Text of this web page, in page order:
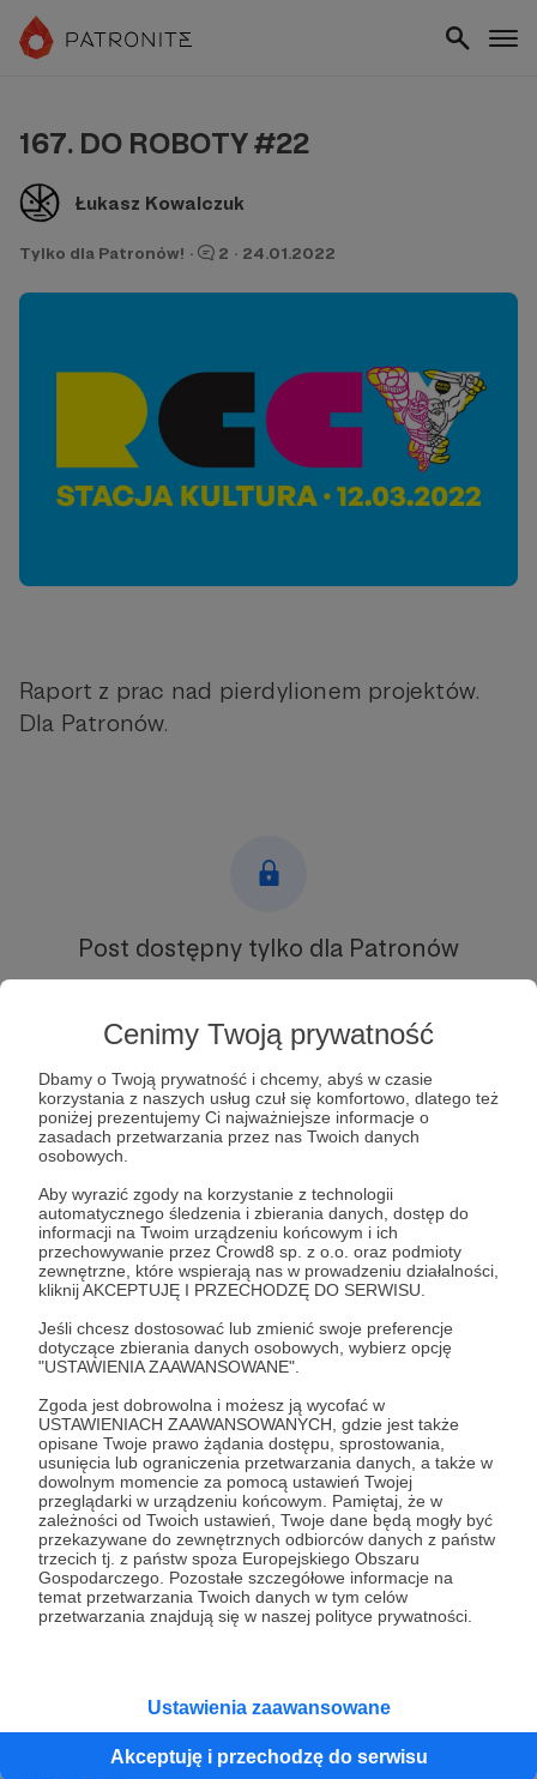
Cenimy Twoją prywatność
Dbamy o Twoją prywatność i chcemy, abyś w czasie
korzystania z naszych usług czuł się komfortowo, dlatego też
poniżej prezentujemy Ci najważniejsze informacje o
zasadach przetwarzania przez nas Twoich danych
osobowych.
Aby wyrazić zgody na korzystanie z technologii
automatycznego śledzenia i zbierania danych, dostęp do
informacji na Twoim urządzeniu końcowym i ich
przechowywanie przez Crowd8 sp. z o.o. oraz podmioty
zewnętrzne, które wspierają nas w prowadzeniu działalności,
kliknij AKCEPTUJĘ I PRZECHODZĘ DO SERWISU.
Jeśli chcesz dostosować lub zmienić swoje preferencje
dotyczące zbierania danych osobowych, wybierz opcję
"USTAWIENIA ZAAWANSOWANE".
Zgoda jest dobrowolna i możesz ją wycofać w
USTAWIENIACH ZAAWANSOWANYCH, gdzie jest także
opisane Twoje prawo żądania dostępu, sprostowania,
usunięcia lub ograniczenia przetwarzania danych, a także w
dowolnym momencie za pomocą ustawień Twojej
przeglądarki w urządzeniu końcowym. Pamiętaj, że w
zależności od Twoich ustawień, Twoje dane będą mogły być
przekazywane do zewnętrznych odbiorców danych z państw
trzecich tj. z państw spoza Europejskiego Obszaru
Gospodarczego. Pozostałe szczegółowe informacje na
temat przetwarzania Twoich danych w tym celów
przetwarzania znajdują się w naszej polityce prywatności.
Ustawienia zaawansowane
Akceptuję i przechodzę do serwisu
167. DO ROBOTY #22
Łukasz Kowalczuk
Tylko dla Patronów! · 2 · 24.01.2022
Raport z prac nad pierdylionem projektów.
Dla Patronów.
Post dostępny tylko dla Patronów
Zaloguj się
ilustracja komiks frankenrocker and the jailbait punks
hockeypocalypse slime and sorcery rpg bitwy i przygody
neon lords of the toxic wasteland
Udostępnij
Łukasz Kowalczuk
Zobacz profil autora
164. DO ROBOTY #21